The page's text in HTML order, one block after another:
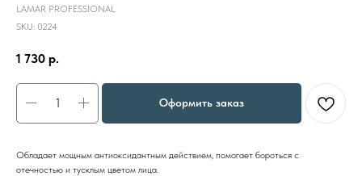
LAMAR PROFESSIONAL
SKU: 0224
1 730 р.
Оформить заказ
Обладает мощным антиоксидантным действием, помогает бороться с
отечностью и тусклым цветом лица.